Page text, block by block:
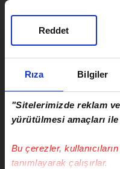
Rıza Bilgiler
"Sitelerimizde reklam
yürütülmesi amaçları
Bu çerezler,
tanımlayarak çalışırlar.
Reddet